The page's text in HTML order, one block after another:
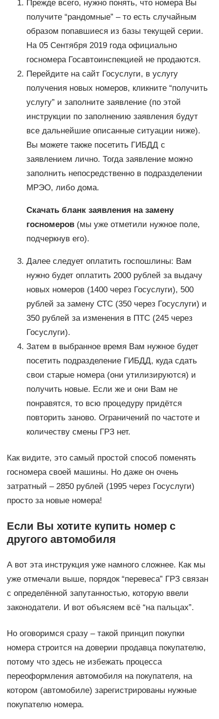
Прежде всего, нужно понять, что номера Вы
получите “рандомные” – то есть случайным
образом попавшиеся из базы текущей серии.
На 05 Сентября 2019 года официально
госномера Госавтоинспекцией не продаются.
Перейдите на сайт Госуслуги, в услугу
получения новых номеров, кликните “получить
услугу” и заполните заявление (по этой
инструкции по заполнению заявления будут
все дальнейшие описанные ситуации ниже).
Вы можете также посетить ГИБДД с
заявлением лично. Тогда заявление можно
заполнить непосредственно в подразделении
МРЭО, либо дома.
Скачать бланк заявления на замену
госномеров(мы уже отметили нужное поле,
подчеркнув его).
Далее следует оплатить госпошлины: Вам
нужно будет оплатить 2000 рублей за выдачу
новых номеров (1400 через Госуслуги), 500
рублей за замену СТС (350 через Госуслуги) и
350 рублей за изменения в ПТС (245 через
Госуслуги).
Затем в выбранное время Вам нужное будет
посетить подразделение ГИБДД, куда сдать
свои старые номера (они утилизируются) и
получить новые. Если же и они Вам не
понравятся, то всю процедуру придётся
повторить заново. Ограничений по частоте и
количеству смены ГРЗ нет.
Как видите, это самый простой способ поменять
госномера своей машины. Но даже он очень
затратный – 2850 рублей (1995 через Госуслуги)
просто за новые номера!
Если Вы хотите купить номер с
другого автомобиля
А вот эта инструкция уже намного сложнее. Как мы
уже отмечали выше, порядок “перевеса” ГРЗ связан
с определённой запутанностью, которую ввели
законодатели. И вот объясяем всё “на пальцах”.
Но оговоримся сразу – такой принцип покупки
номера строится на доверии продавца покупателю,
потому что здесь не избежать процесса
переоформления автомобиля на покупателя, на
котором (автомобиле) зарегистрированы нужные
покупателю номера.